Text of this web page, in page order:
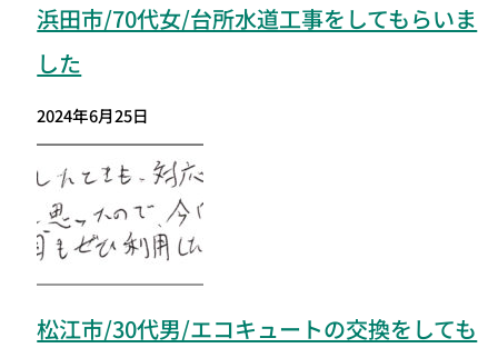
浜田市/70代女/台所水道工事をしてもらいま
した
2024年6月25日
松江市/30代男/エコキュートの交換をしても